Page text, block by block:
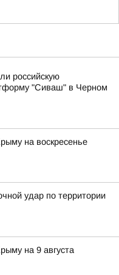
российскую
"Сиваш" в Черном
на воскресенье
удар по территории
на 9 августа